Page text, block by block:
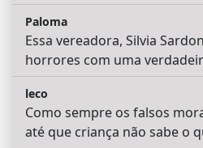
Paloma
Essa vereadora, Silvia
horrores com uma
leco
Como sempre os falsos
até que criança não sabe o